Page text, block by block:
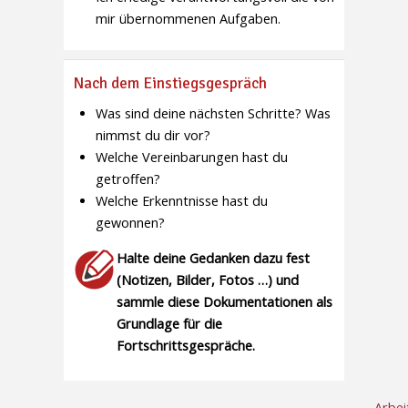
mir übernommenen Aufgaben.
Nach dem Einstiegsgespräch
Was sind deine nächsten Schritte? Was
nimmst du dir vor?
Welche Vereinbarungen hast du
getroffen?
Welche Erkenntnisse hast du
gewonnen?
Halte deine Gedanken dazu fest
(Notizen, Bilder, Fotos …) und
sammle diese Dokumentationen als
Grundlage für die
Fortschrittsgespräche.